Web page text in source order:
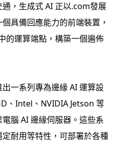
，生成式 AI 正以.com發展
具備回應能力的前端裝置，
運算端點，構築一個遍佈
一系列專為邊緣 AI 運算設
、Intel、NVIDIA Jetson 等
腦 AI 邊緣伺服器。這些系
耐用等特性，可部署於各種